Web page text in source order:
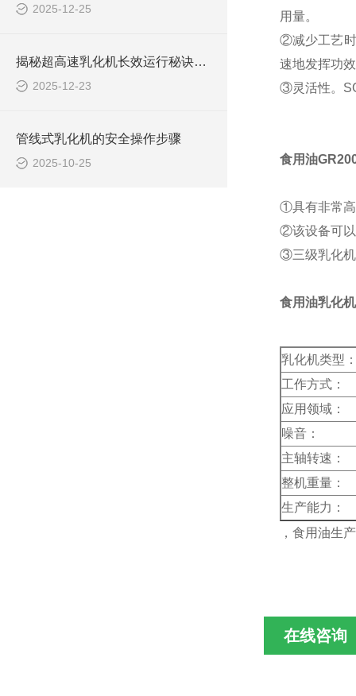
2025-12-25
揭秘超高速乳化机长效运行秘诀：简单保养大不同！
2025-12-23
管线式乳化机的安全操作步骤
2025-10-25
用量。
②减少工艺时
速地发挥功
③灵活性。
食用油
①具有非常高
②该设备可以
③三级乳化机
食用油乳化机
乳化机类型
工作方式：
应用领域：
噪音：
主轴转速：
整机重量：
生产能力：
，食用油生
在线咨询